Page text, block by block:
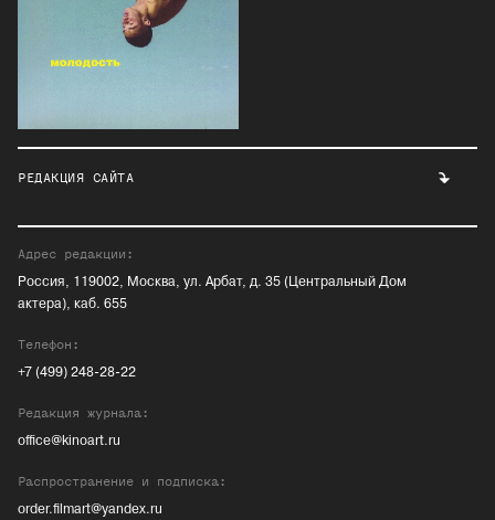
РЕДАКЦИЯ САЙТА
Адрес редакции:
Россия, 119002, Москва, ул. Арбат, д. 35 (Центральный Дом
актера), каб. 655
Телефон:
+7 (499) 248-28-22
Редакция журнала:
office@kinoart.ru
Распространение и подписка:
order.filmart@yandex.ru